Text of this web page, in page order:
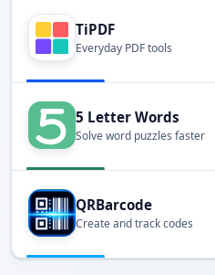
TiPDF
Everyday PDF tools
5 Letter Words
Solve word puzzles faster
QRBarcode
Create and track codes